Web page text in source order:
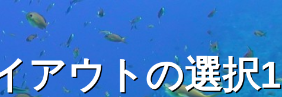
アウトの選択1